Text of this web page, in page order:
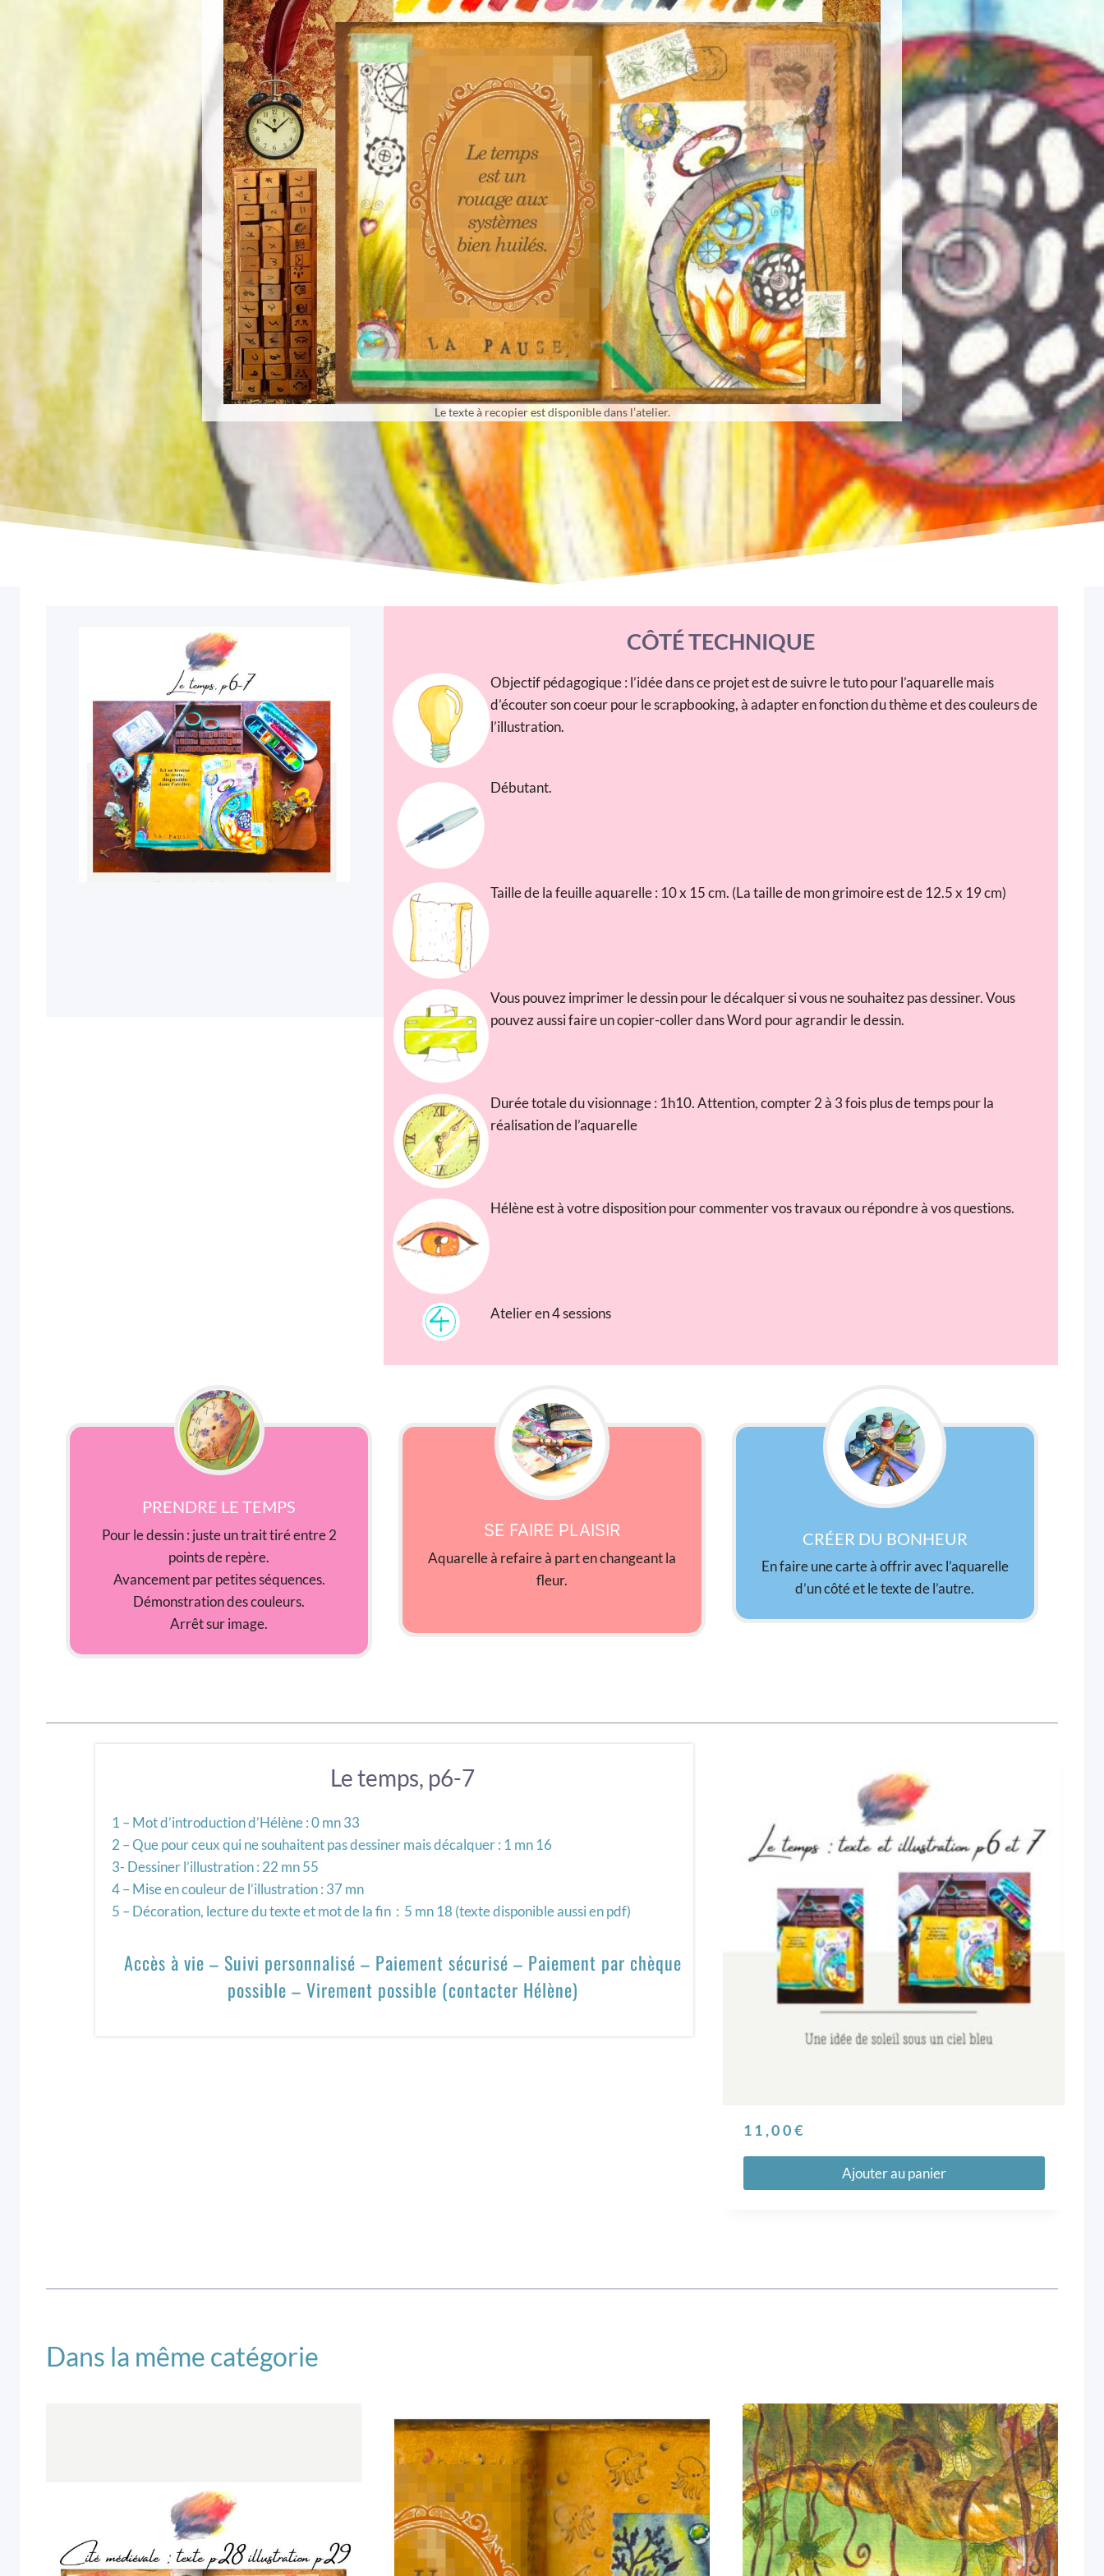
Le texte à recopier est disponible dans l’atelier.
CÔTÉ TECHNIQUE
Objectif pédagogique : l’idée dans ce projet est de suivre le tuto pour l’aquarelle mais
d’écouter son coeur pour le scrapbooking, à adapter en fonction du thème et des couleurs de
l’illustration.
Débutant.
Taille de la feuille aquarelle : 10 x 15 cm. (La taille de mon grimoire est de 12.5 x 19 cm)
Vous pouvez imprimer le dessin pour le décalquer si vous ne souhaitez pas dessiner. Vous
pouvez aussi faire un copier-coller dans Word pour agrandir le dessin.
Durée totale du visionnage : 1h10. Attention, compter 2 à 3 fois plus de temps pour la
réalisation de l’aquarelle
Hélène est à votre disposition pour commenter vos travaux ou répondre à vos questions.
Atelier en 4 sessions
PRENDRE LE TEMPS
Pour le dessin : juste un trait tiré entre 2
points de repère.
Avancement par petites séquences.
Démonstration des couleurs.
Arrêt sur image.
SE FAIRE PLAISIR
Aquarelle à refaire à part en changeant la
fleur.
CRÉER DU BONHEUR
En faire une carte à offrir avec l’aquarelle
d’un côté et le texte de l’autre.
Le temps, p6-7
1 – Mot d’introduction d’Hélène : 0 mn 33
2 – Que pour ceux qui ne souhaitent pas dessiner mais décalquer : 1 mn 16
3- Dessiner l’illustration : 22 mn 55
4 – Mise en couleur de l’illustration : 37 mn
5 – Décoration, lecture du texte et mot de la fin : 5 mn 18 (texte disponible aussi en pdf)
Accès à vie – Suivi personnalisé – Paiement sécurisé – Paiement par chèque
possible – Virement possible (contacter Hélène)
11,00€
Ajouter au panier
Dans la même catégorie